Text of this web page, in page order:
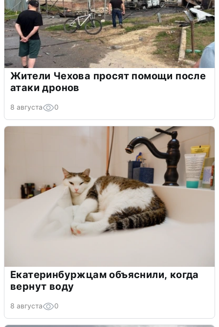
Жители Чехова просят помощи после
атаки дронов
8 августа 0
Екатеринбуржцам объяснили, когда
вернут воду
8 августа 0